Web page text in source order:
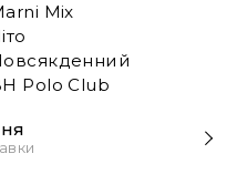
Mix
Polo Club